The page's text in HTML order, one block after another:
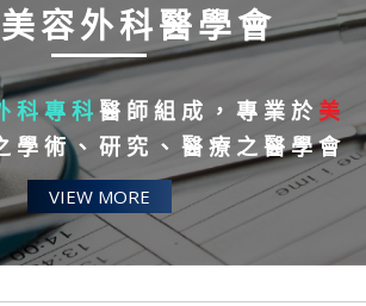
容外科醫學會
科專科 醫師組成，專業於 美
學術、研究、醫療之醫學會
VIEW MORE